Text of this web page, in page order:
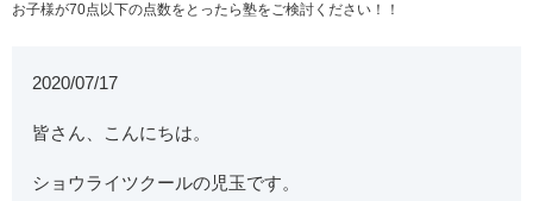
お子様が70点以下の点数をとったら塾をご検討ください！！
2020/07/17
皆さん、こんにちは。
ショウライツクールの児玉です。